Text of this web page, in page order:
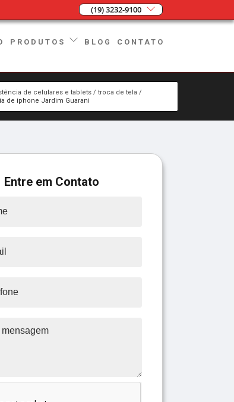
(19) 3232-9100
PRODUTOS BLOG CONTATO
de celulares e tablets
troca de tela
de iphone Jardim Guarani
Entre em Contato